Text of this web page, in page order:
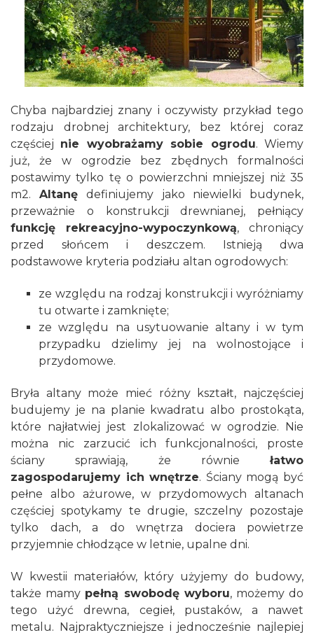
Chyba najbardziej znany i oczywisty przykład tego
rodzaju drobnej architektury, bez której coraz
częściej nie wyobrażamy sobie ogrodu. Wiemy
już, że w ogrodzie bez zbędnych formalności
postawimy tylko tę o powierzchni mniejszej niż 35
m2. Altanędefiniujemy jako niewielki budynek,
przeważnie o konstrukcji drewnianej, pełniący
funkcję rekreacyjno-wypoczynkową, chroniący
przed słońcem i deszczem. Istnieją dwa
podstawowe kryteria podziału altan ogrodowych:
ze względu na rodzaj konstrukcji i wyróżniamy
tu otwarte i zamknięte;
ze względu na usytuowanie altany i w tym
przypadku dzielimy jej na wolnostojące i
przydomowe.
Bryła altany może mieć różny kształt, najczęściej
budujemy je na planie kwadratu albo prostokąta,
które najłatwiej jest zlokalizować w ogrodzie. Nie
można nic zarzucić ich funkcjonalności, proste
ściany sprawiają, że równiełatwo
zagospodarujemy ich wnętrze. Ściany mogą być
pełne albo ażurowe, w przydomowych altanach
częściej spotykamy te drugie, szczelny pozostaje
tylko dach, a do wnętrza dociera powietrze
przyjemnie chłodzące w letnie, upalne dni.
W kwestii materiałów, który użyjemy do budowy,
także mamy pełną swobodę wyboru, możemy do
tego użyć drewna, cegieł, pustaków, a nawet
metalu. Najpraktyczniejsze i jednocześnie najlepiej